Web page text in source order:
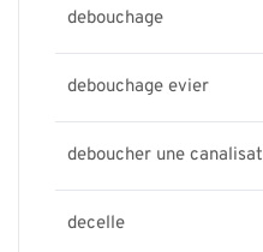
debouchage
debouchage evier
deboucher une
decelle